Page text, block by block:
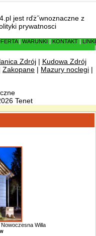
jest rďż˝wnoznaczne z
prywatnosci
| WARUNKI KONTAKT
LINKI
Zdrój| Kudowa Zdrój
Zakopane | Mazury noclegi |
Tenet
Willa